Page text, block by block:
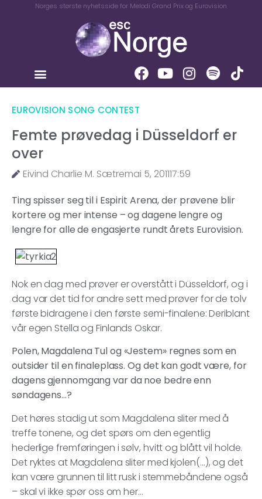
Norges største nyhetsside for Melodi Grand Prix og Eurovision
EUROVISION SONG CONTEST
Femte prøvedag i Düsseldorf er
over
Eivind Charlie M. Sætremai 5, 201117:59
Ting spisser seg til i Espirit Arena, der prøvene blir
kortere og mer intense – og dagene lengre og
lengre for alle de engasjerte rundt årets Eurovision.
Nok en dag med prøver er overstått i Düsseldorf, og i
dag var det tid for andre sett med prøver for de tolv
første bidragene i den første semi-finalene: Deriblant
vår egen Stella og Finlands Oskar.
Polen, Magdalena Tul og «Jestem» regnes som en
outsider til en finaleplass. Og det kan godt være, for
dagens gjennomgang var da noe bedre enn
søndagens…?
Det høres stadig ut som Magdalena sliter med å
treffe tonene, og det spørs om den egentlig
hederlige fremføringen i sølv, hvitt og blått vil holde.
Det ryktes at Magdalena sliter med kjolen(…), og det
kan være grunnen til litt rusk i stemmebåndene også
– skal vi ikke spør oss om her…